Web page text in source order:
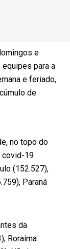
e
para a
e feriado,
de
no topo do
covid-19
(152.527),
Paraná
da
Roraima